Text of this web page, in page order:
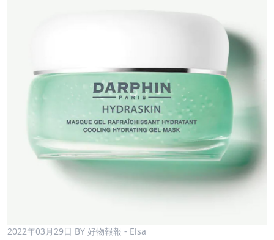
2022年03月29日 BY 好物報報 - Elsa